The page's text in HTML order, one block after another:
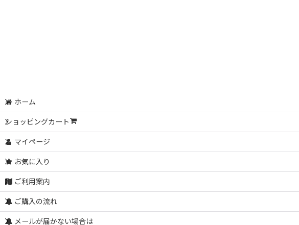
ホーム
ショッピングカート
マイページ
お気に入り
ご利用案内
ご購入の流れ
メールが届かない場合は